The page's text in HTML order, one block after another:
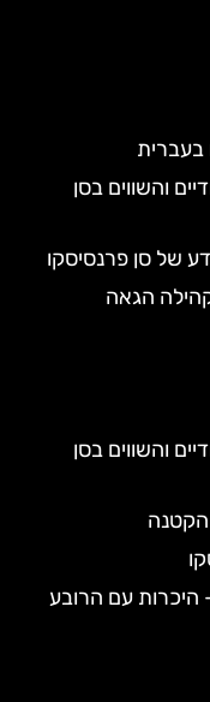
בעברית
והשווים בסן
והשווים בסן
הקטנה
היכרות עם הרובע